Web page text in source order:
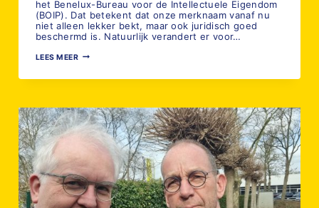
het Benelux-Bureau voor de Intellectuele Eigendom
(BOIP). Dat betekent dat onze merknaam vanaf nu
niet alleen lekker bekt, maar ook juridisch goed
beschermd is. Natuurlijk verandert er voor…
LEES MEERYELLOWPRINT®
IS
OFFICIEEL…